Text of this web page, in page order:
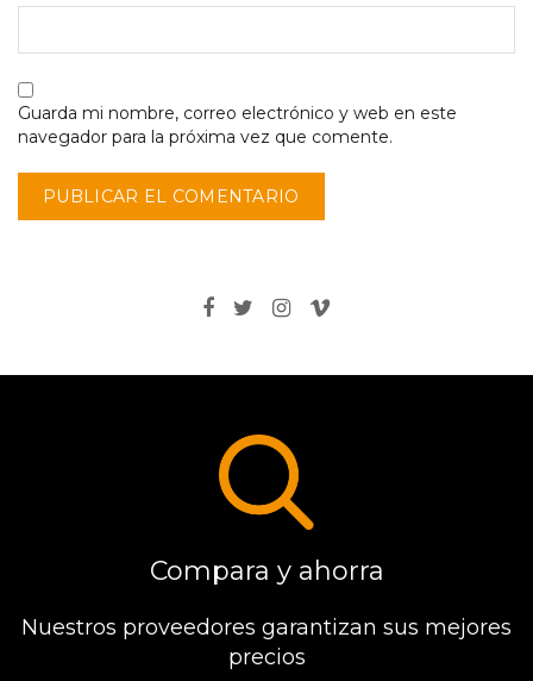
Guarda mi nombre, correo electrónico y web en este
navegador para la próxima vez que comente.
Compara y ahorra
Nuestros proveedores garantizan sus mejores
precios